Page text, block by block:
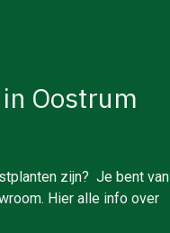
Oostrum
zijn? Je bent van
Hier alle info over